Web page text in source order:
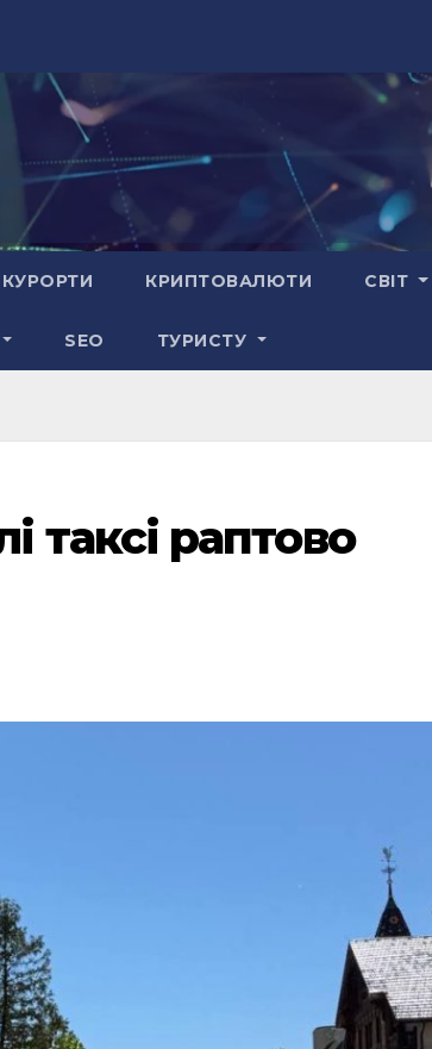
КУРОРТИ КРИПТОВАЛЮТИ СВІТ
SEO ТУРИСТУ
таксі раптово